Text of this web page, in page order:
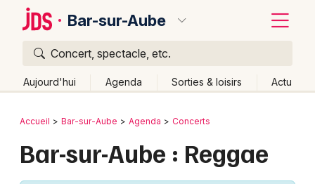
Bar-sur-Aube
Concert, spectacle, etc.
Aujourd'hui Agenda Sorties & loisirs Actu
Publier un événement
Bordeaux
Retour
Accueil Bar-sur-Aube Agenda Concerts
Bar-sur-Aube : Reggae
Quoi ?
Où ?
Champagne-Ardenne
Partout
Près de moi